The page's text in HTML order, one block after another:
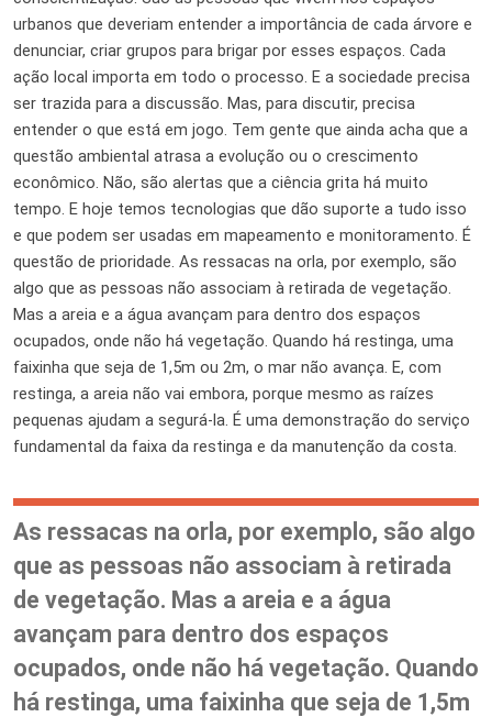
urbanos que deveriam entender a importância de cada árvore e
denunciar, criar grupos para brigar por esses espaços. Cada
ação local importa em todo o processo. E a sociedade precisa
ser trazida para a discussão. Mas, para discutir, precisa
entender o que está em jogo. Tem gente que ainda acha que a
questão ambiental atrasa a evolução ou o crescimento
econômico. Não, são alertas que a ciência grita há muito
tempo. E hoje temos tecnologias que dão suporte a tudo isso
e que podem ser usadas em mapeamento e monitoramento. É
questão de prioridade. As ressacas na orla, por exemplo, são
algo que as pessoas não associam à retirada de vegetação.
Mas a areia e a água avançam para dentro dos espaços
ocupados, onde não há vegetação. Quando há restinga, uma
faixinha que seja de 1,5m ou 2m, o mar não avança. E, com
restinga, a areia não vai embora, porque mesmo as raízes
pequenas ajudam a segurá-la. É uma demonstração do serviço
fundamental da faixa da restinga e da manutenção da costa.
As ressacas na orla, por exemplo, são algo
que as pessoas não associam à retirada
de vegetação. Mas a areia e a água
avançam para dentro dos espaços
ocupados, onde não há vegetação. Quando
há restinga, uma faixinha que seja de 1,5m